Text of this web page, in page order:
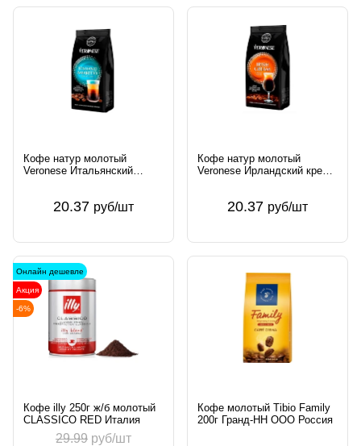
Кофе натур молотый
Veronese Итальянский
20.37 руб/шт
Кофе натур молотый
Veronese Ирландский крем
20.37 руб/шт
Онлайн дешевле
Акция
-6%
Кофе illy 250г ж/б молотый
CLASSICO RED Италия
29.99 руб/шт
Кофе молотый Tibio Family
200г Гранд-НН ООО Россия